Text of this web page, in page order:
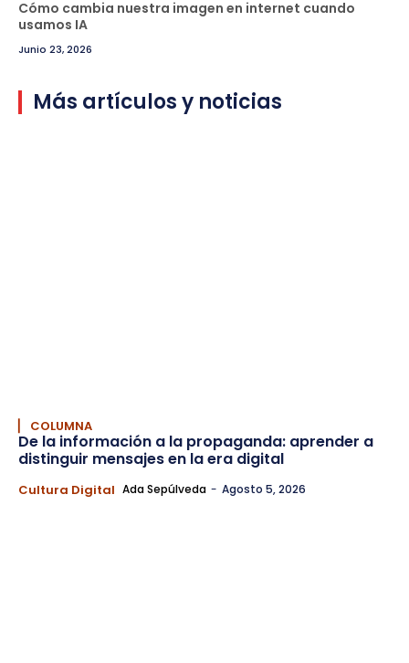
Cómo cambia nuestra imagen en internet cuando
usamos IA
Junio 23, 2026
Más artículos y noticias
▏ COLUMNA
De la información a la propaganda: aprender a
distinguir mensajes en la era digital
Cultura Digital Ada Sepúlveda - Agosto 5, 2026